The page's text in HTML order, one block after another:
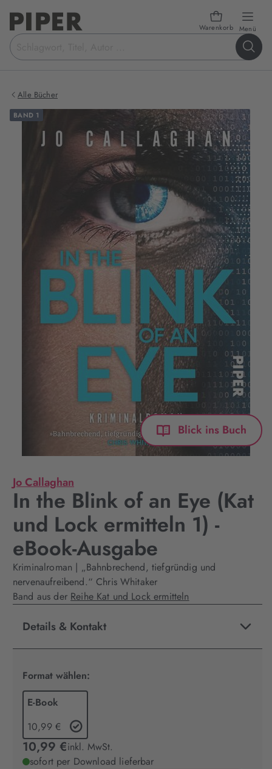
Warenkorb Menü
Suchbegriff
eingeben
Alle Bücher
BAND 1
Blick ins Buch
Jo Callaghan
In the Blink of an Eye (Kat
und Lock ermitteln 1) -
eBook-Ausgabe
Kriminalroman | „Bahnbrechend, tiefgründig und
nervenaufreibend.“ Chris Whitaker
Band aus der Reihe Kat und Lock ermitteln
Details & Kontakt
Format wählen:
E-Book
10,99 €
10,99 €inkl. MwSt.
sofort per Download lieferbar